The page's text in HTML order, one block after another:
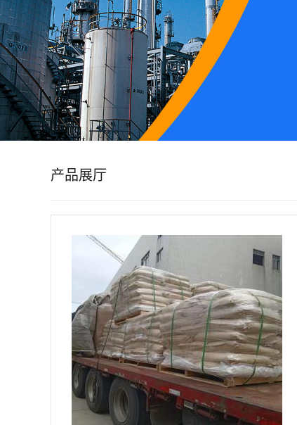
司
介
绍
公
产品展厅